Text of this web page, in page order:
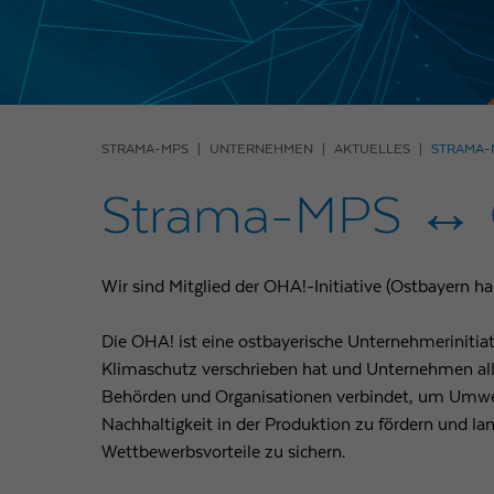
STRAMA-MPS UNTERNEHMEN AKTUELLES
Strama-MPS ↔
Wir sind Mitglied der OHA!-Initiative (Ostbayern
Die OHA! ist eine ostbayerische
Klimaschutz verschrieben hat und Unternehmen
Behörden und Organisationen verbindet, um
Nachhaltigkeit in der Produktion zu fördern und
Wettbewerbsvorteile zu sichern.